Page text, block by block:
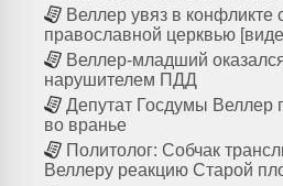
Веллер увяз в конфликте
православной церквью
Веллер-младший
нарушителем ПДД
Депутат Госдумы Веллер
во вранье
Политолог: Собчак
Веллеру реакцию Старой